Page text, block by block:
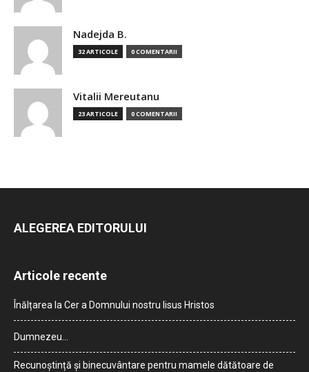
Nadejda B.
32 ARTICOLE 0 COMENTARII
Vitalii Mereutanu
23 ARTICOLE 0 COMENTARII
ALEGEREA EDITORULUI
Articole recente
Înălțarea la Cer a Domnului nostru Iisus Hristos
Dumnezeu…
Recunoștință și binecuvântare pentru mamele dătătoare de